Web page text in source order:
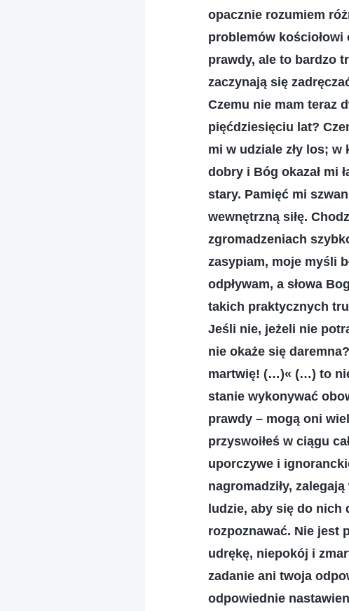
opacznie rozumiem
problemów
prawdy, ale to bardzo
zaczynają się
Czemu nie mam teraz
pięćdziesięciu lat?
mi w udziale zły los; w
dobry i Bóg okazał mi
stary. Pamięć mi
wewnętrzną siłę.
zgromadzeniach
zasypiam, moje myśli
odpływam, a słowa
takich praktycznych
Jeśli nie, jeżeli nie
nie okaże się
martwię! (…)« (…) to
stanie wykonywać
prawdy – mogą oni
przyswoiłeś w ciągu
uporczywe i
nagromadziły,
ludzie, aby się do nich
rozpoznawać. Nie jest
udrękę, niepokój i
zadanie ani twoja
odpowiednie